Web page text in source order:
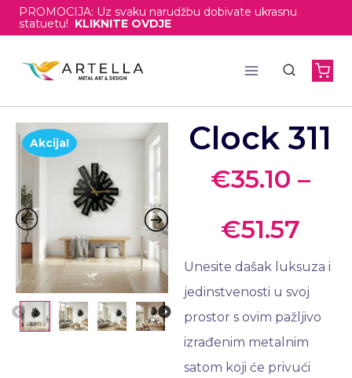
PROMOCIJA: Uz svaku narudžbu dobivate ukrasnu
statuetu! KLIKNITE OVDJE
Akcija! Clock 311
€35.10 –
€51.57
Unesite dašak luksuza i
jedinstvenosti u svoj
prostor s ovim pažljivo
izrađenim metalnim
satom koji će privući